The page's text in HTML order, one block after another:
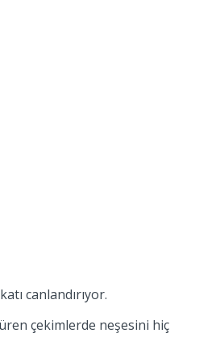
canlandırıyor.
çekimlerde neşesini hiç